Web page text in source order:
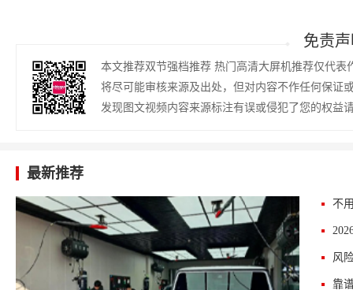
免责
本文推荐双节强档推荐 热门高清大屏机推荐仅代
将尽可能审核来源及出处，但对内容不作任何保证
发现图文视频内容来源标注有误或侵犯了您的权益
最新推荐